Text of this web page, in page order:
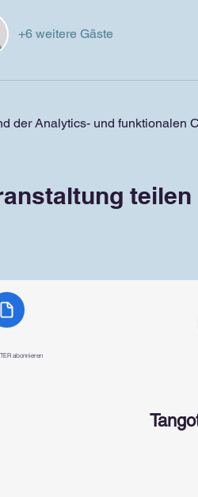
+6 weitere Gäste
der Analytics- und funktionalen
teilen
abonnieren